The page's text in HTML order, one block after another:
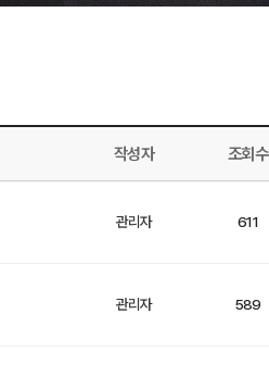
작성자 조회수
관리자 611
관리자 589